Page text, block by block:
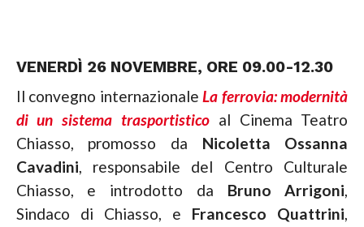
VENERDÌ 26 NOVEMBRE, ORE 09.00-12.30
Il convegno internazionaleLa ferrovia: modernità
di un sistema trasportisticoal Cinema Teatro
Chiasso, promosso da Nicoletta Ossanna
Cavadini, responsabile del Centro Culturale
Chiasso, e introdotto da Bruno Arrigoni,
Sindaco di Chiasso, e Francesco Quattrini,